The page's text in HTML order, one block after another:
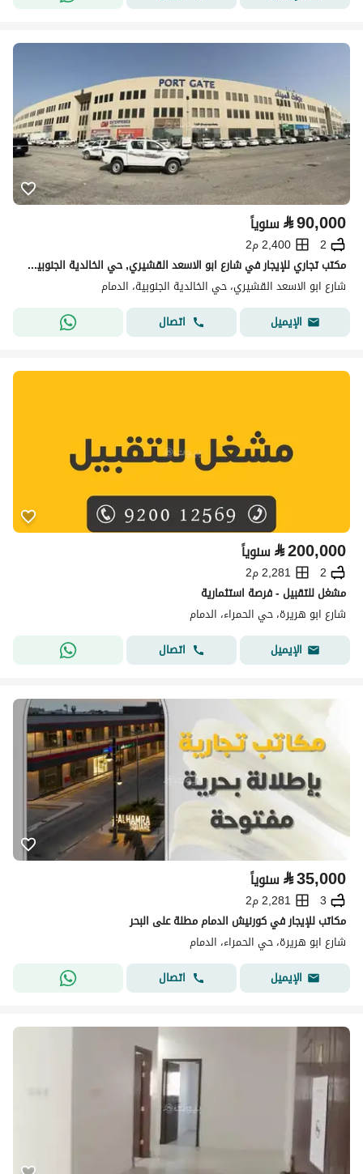
⃁90,000 سنوياً
2
2,400 م2
مكتب تجاري للإيجار في شارع ابو الاسعد القشيري, حي الخالدية الجنوبية, مدينة الدمام, المنطقة الشرقية
شارع ابو الاسعد القشيري، حي الخالدية الجنوبية، الدمام
الإيميل
اتصال
⃁200,000 سنوياً
2
2,281 م2
مشغل للتقبيل - فرصة استثمارية
شارع ابو هريرة، حي الحمراء، الدمام
الإيميل
اتصال
⃁35,000 سنوياً
3
2,281 م2
مكاتب للإيجار في كورنيش الدمام مطلة على البحر
شارع ابو هريرة، حي الحمراء، الدمام
الإيميل
اتصال